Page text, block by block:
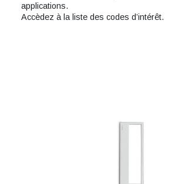
applications.
Accèdez à la liste des codes d’intérêt.